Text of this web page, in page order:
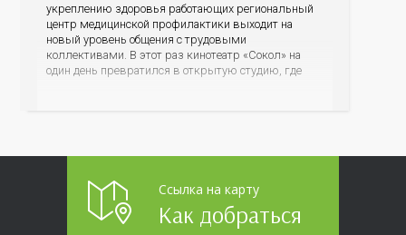
укреплению здоровья работающих региональный
центр медицинской профилактики выходит на
новый уровень общения с трудовыми
коллективами. В этот раз кинотеатр «Сокол» на
один день превратился в открытую студию, где
Ссылка на карту
Как добраться